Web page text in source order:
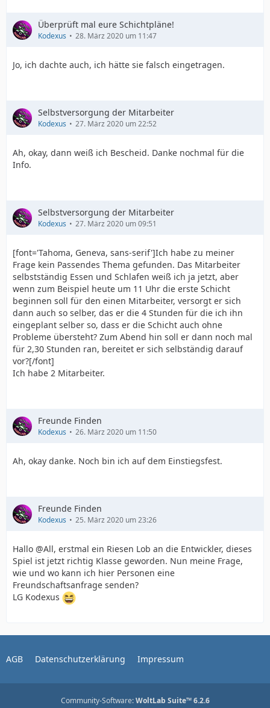
Überprüft mal eure Schichtpläne!
Kodexus 28. März 2020 um 11:47
Jo, ich dachte auch, ich hätte sie falsch eingetragen.
Selbstversorgung der Mitarbeiter
Kodexus 27. März 2020 um 22:52
Ah, okay, dann weiß ich Bescheid. Danke nochmal für die
Info.
Selbstversorgung der Mitarbeiter
Kodexus 27. März 2020 um 09:51
[font='Tahoma, Geneva, sans-serif']Ich habe zu meiner
Frage kein Passendes Thema gefunden. Das Mitarbeiter
selbstständig Essen und Schlafen weiß ich ja jetzt, aber
wenn zum Beispiel heute um 11 Uhr die erste Schicht
beginnen soll für den einen Mitarbeiter, versorgt er sich
dann auch so selber, das er die 4 Stunden für die ich ihn
eingeplant selber so, dass er die Schicht auch ohne
Probleme übersteht? Zum Abend hin soll er dann noch mal
für 2,30 Stunden ran, bereitet er sich selbständig darauf
vor?[/font]
Ich habe 2 Mitarbeiter.
Freunde Finden
Kodexus 26. März 2020 um 11:50
Ah, okay danke. Noch bin ich auf dem Einstiegsfest.
Freunde Finden
Kodexus 25. März 2020 um 23:26
Hallo @All, erstmal ein Riesen Lob an die Entwickler, dieses
Spiel ist jetzt richtig Klasse geworden. Nun meine Frage,
wie und wo kann ich hier Personen eine
Freundschaftsanfrage senden?
LG Kodexus
AGB Datenschutzerklärung Impressum
Community-Software:WoltLab Suite™ 6.2.6